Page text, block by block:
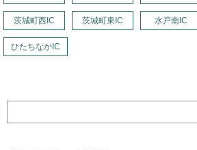
茨城町西IC 茨城町東IC 水戸南IC
ひたちなかIC
索